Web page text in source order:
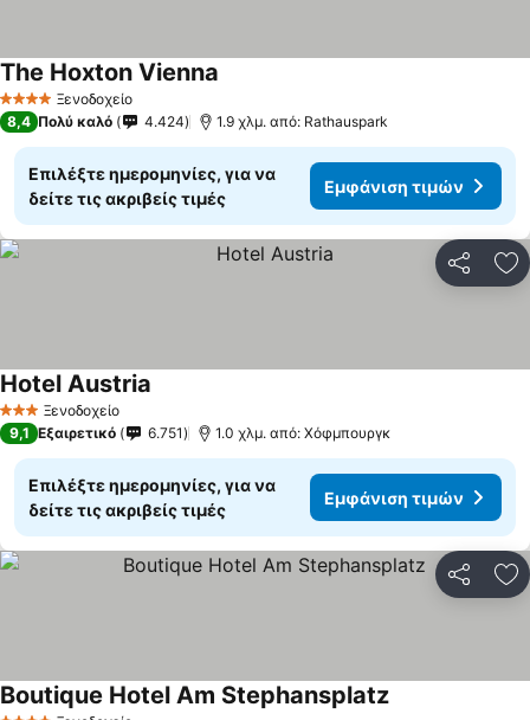
4 ΑστέριαΞενοδοχείο
The Hoxton Vienna
8,4 Πολύ καλό 4.424 1.9 χλμ. από: Rathauspark
Επιλέξτε ημερομηνίες, για να
δείτε τις ακριβείς τιμές
Εμφάνιση τιμών
3 ΑστέριαΞενοδοχείο
Hotel Austria
9,1 Εξαιρετικό 6.751 1.0 χλμ. από: Χόφμπουργκ
Επιλέξτε ημερομηνίες, για να
δείτε τις ακριβείς τιμές
Εμφάνιση τιμών
Boutique Hotel Am Stephansplatz